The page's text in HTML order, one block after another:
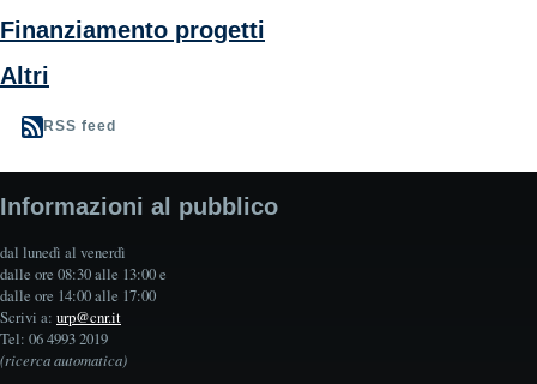
Finanziamento progetti
Altri
RSS feed
Informazioni al pubblico
dal lunedì al venerdì
dalle ore 08:30 alle 13:00 e
dalle ore 14:00 alle 17:00
Scrivi a: urp@cnr.it
Tel: 06 4993 2019
(ricerca automatica)